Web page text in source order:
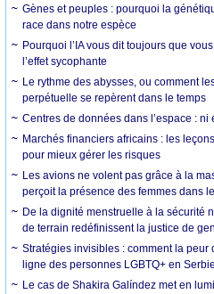
Gènes et peuples : pourquoi la
race dans notre espèce
Pourquoi l’IA vous dit toujours que
l’effet sycophante
Le rythme des abysses, ou comment
perpétuelle se repèrent dans le temps
Centres de données dans l’espace :
Marchés financiers africains : les
pour mieux gérer les risques
Les avions ne volent pas grâce à la
perçoit la présence des femmes dans
De la dignité menstruelle à la sécurité
de terrain redéfinissent la justice de
Stratégies invisibles : comment la
ligne des personnes LGBTQ+ en Serbie
Le cas de Shakira Galíndez met en